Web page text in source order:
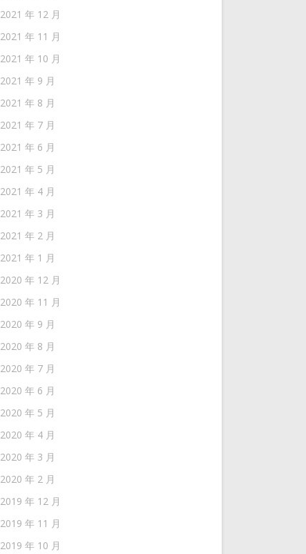
2021 年 12 月
2021 年 11 月
2021 年 10 月
2021 年 9 月
2021 年 8 月
2021 年 7 月
2021 年 6 月
2021 年 5 月
2021 年 4 月
2021 年 3 月
2021 年 2 月
2021 年 1 月
2020 年 12 月
2020 年 11 月
2020 年 9 月
2020 年 8 月
2020 年 7 月
2020 年 6 月
2020 年 5 月
2020 年 4 月
2020 年 3 月
2020 年 2 月
2019 年 12 月
2019 年 11 月
2019 年 10 月